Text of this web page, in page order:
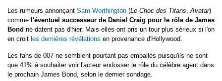
Les rumeurs annonçant Sam Worthington (Le Choc des Titans,Avatar)
comme l'éventuel successeur de Daniel Craig pour le rôle de James
Bond ne datent pas d'hier. Mais elles ont pris un tour plus sérieux si l'on
en croit les dernières révélations en provenance d'Hollywood.
Les fans de 007 ne semblent pourtant pas emballés puisqu'ils ne sont
que 41% à souhaiter voir l'acteur endosser le rôle du célèbre agent dans
le prochain James Bond, selon le dernier sondage.